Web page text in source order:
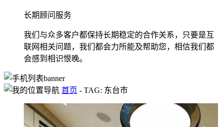
长期顾问服务
我们与众多客户都保持长期稳定的合作关系，只要是互
联网相关问题，我们都会力所能及帮助您，相信我们都
会感到相识恨晚。
首页 - TAG: 东台市